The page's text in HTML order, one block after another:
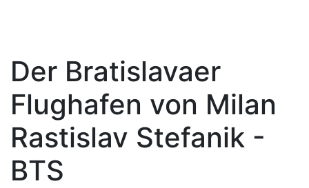
Der Bratislavaer
Flughafen von Milan
Rastislav Stefanik -
BTS